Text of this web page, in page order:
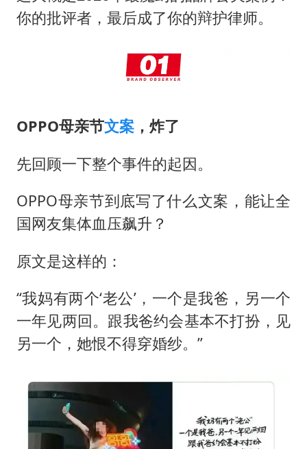
你的批评者，最后成了你的辩护律师。
OPPO母亲节文案，炸了
先回顾一下整个事件的起因。
OPPO母亲节到底写了什么文案，能让全
国网友集体血压飙升？
原文是这样的：
“我妈有两个‘老公’，一个是我爸，另一个
一年见两回。跟我爸约会基本不打扮，见
另一个，她恨不得穿婚纱。”